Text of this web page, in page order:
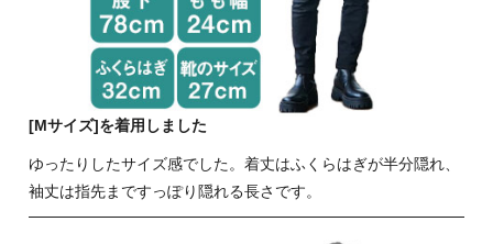
[Mサイズ]を着用しました
ゆったりしたサイズ感でした。着丈はふくらはぎが半分隠れ、
袖丈は指先まですっぽり隠れる長さです。